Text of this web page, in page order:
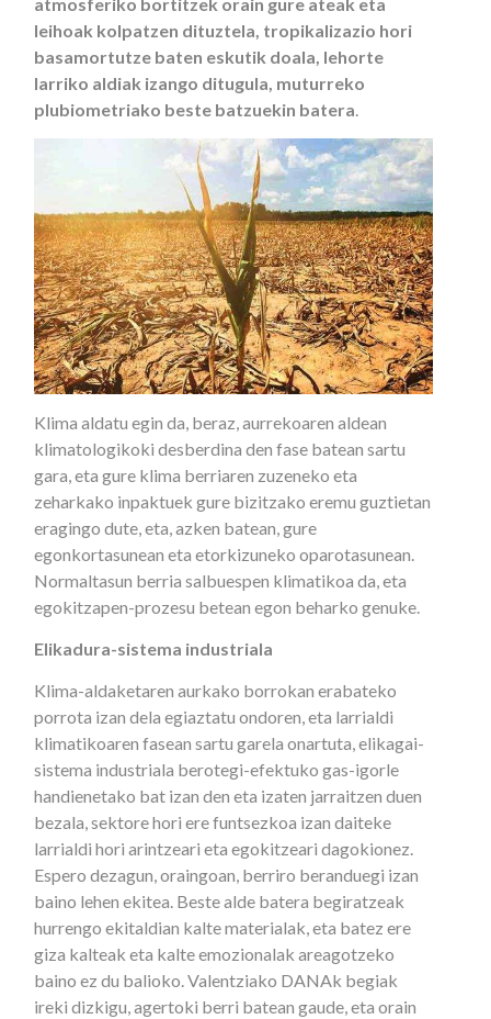
leihoak kolpatzen dituztela, tropikalizazio hori
basamortutze baten eskutik doala, lehorte
larriko aldiak izango ditugula, muturreko
plubiometriako beste batzuekin batera.
Klima aldatu egin da, beraz, aurrekoaren aldean
klimatologikoki desberdina den fase batean sartu
gara, eta gure klima berriaren zuzeneko eta
zeharkako inpaktuek gure bizitzako eremu guztietan
eragingo dute, eta, azken batean, gure
egonkortasunean eta etorkizuneko oparotasunean.
Normaltasun berria salbuespen klimatikoa da, eta
egokitzapen-prozesu betean egon beharko genuke.
Elikadura-sistema industriala
Klima-aldaketaren aurkako borrokan erabateko
porrota izan dela egiaztatu ondoren, eta larrialdi
klimatikoaren fasean sartu garela onartuta, elikagai-
sistema industriala berotegi-efektuko gas-igorle
handienetako bat izan den eta izaten jarraitzen duen
bezala, sektore hori ere funtsezkoa izan daiteke
larrialdi hori arintzeari eta egokitzeari dagokionez.
Espero dezagun, oraingoan, berriro beranduegi izan
baino lehen ekitea. Beste alde batera begiratzeak
hurrengo ekitaldian kalte materialak, eta batez ere
giza kalteak eta kalte emozionalak areagotzeko
baino ez du balioko. Valentziako DANAk begiak
ireki dizkigu, agertoki berri batean gaude, eta orain